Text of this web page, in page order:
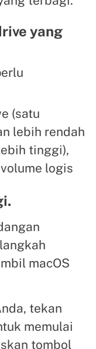
yang
(satu
lebih rendah
tinggi),
logis
macOS
tekan
memulai
tombol